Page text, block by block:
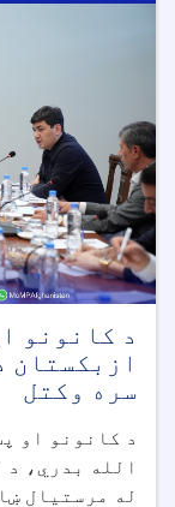
د کانونو
ازبکستان
سره وکتل
د کانونو او
الله بدري، د
له مرستیال